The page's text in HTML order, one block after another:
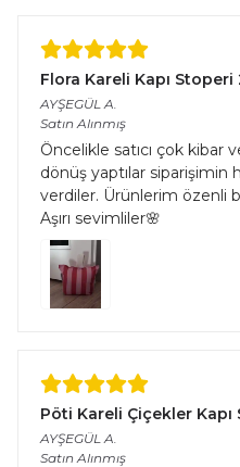
Flora Kareli Kapı Stoperi
AYŞEGÜL A.
Satın Alınmış
Öncelikle satıcı çok kibar
dönüş yaptılar siparişimin
verdiler. Ürünlerim özenli
Aşırı sevimliler🌸
Pöti Kareli Çiçekler
AYŞEGÜL A.
Satın Alınmış